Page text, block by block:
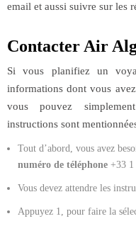
email et aussi suivre sur les
Contacter Air
Si vous planifiez un
informations dont vous
vous pouvez
instructions sont
Tout d’abord, vous avez
numéro de téléphone +33 1
Vous devez attendre les
Appuyez 1, pour faire la